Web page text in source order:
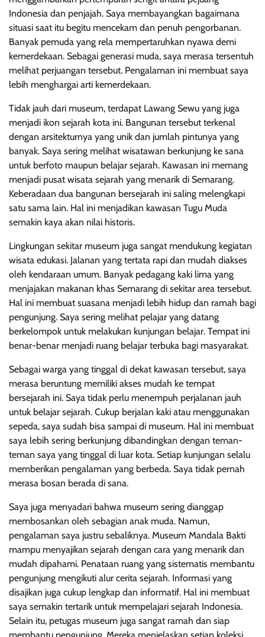
Indonesia dan penjajah. Saya membayangkan bagaimana
situasi saat itu begitu mencekam dan penuh pengorbanan.
Banyak pemuda yang rela mempertaruhkan nyawa demi
kemerdekaan. Sebagai generasi muda, saya merasa tersentuh
melihat perjuangan tersebut. Pengalaman ini membuat saya
lebih menghargai arti kemerdekaan.
Tidak jauh dari museum, terdapat Lawang Sewu yang juga
menjadi ikon sejarah kota ini. Bangunan tersebut terkenal
dengan arsitekturnya yang unik dan jumlah pintunya yang
banyak. Saya sering melihat wisatawan berkunjung ke sana
untuk berfoto maupun belajar sejarah. Kawasan ini memang
menjadi pusat wisata sejarah yang menarik di Semarang.
Keberadaan dua bangunan bersejarah ini saling melengkapi
satu sama lain. Hal ini menjadikan kawasan Tugu Muda
semakin kaya akan nilai historis.
Lingkungan sekitar museum juga sangat mendukung kegiatan
wisata edukasi. Jalanan yang tertata rapi dan mudah diakses
oleh kendaraan umum. Banyak pedagang kaki lima yang
menjajakan makanan khas Semarang di sekitar area tersebut.
Hal ini membuat suasana menjadi lebih hidup dan ramah bagi
pengunjung. Saya sering melihat pelajar yang datang
berkelompok untuk melakukan kunjungan belajar. Tempat ini
benar-benar menjadi ruang belajar terbuka bagi masyarakat.
Sebagai warga yang tinggal di dekat kawasan tersebut, saya
merasa beruntung memiliki akses mudah ke tempat
bersejarah ini. Saya tidak perlu menempuh perjalanan jauh
untuk belajar sejarah. Cukup berjalan kaki atau menggunakan
sepeda, saya sudah bisa sampai di museum. Hal ini membuat
saya lebih sering berkunjung dibandingkan dengan teman-
teman saya yang tinggal di luar kota. Setiap kunjungan selalu
memberikan pengalaman yang berbeda. Saya tidak pernah
merasa bosan berada di sana.
Saya juga menyadari bahwa museum sering dianggap
membosankan oleh sebagian anak muda. Namun,
pengalaman saya justru sebaliknya. Museum Mandala Bakti
mampu menyajikan sejarah dengan cara yang menarik dan
mudah dipahami. Penataan ruang yang sistematis membantu
pengunjung mengikuti alur cerita sejarah. Informasi yang
disajikan juga cukup lengkap dan informatif. Hal ini membuat
saya semakin tertarik untuk mempelajari sejarah Indonesia.
Selain itu, petugas museum juga sangat ramah dan siap